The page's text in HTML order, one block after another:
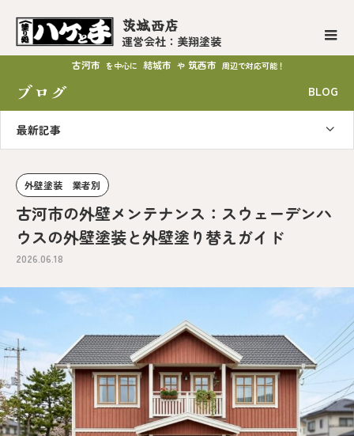
茨城西店
運営会社：美翔塗装
古河市 を中心に 結城市 や 筑西市 周辺で対応可能！
ブログ BLOG
最新記事
外壁塗装 業者別
古河市の外壁メンテナンス：スウェーデンハ
ウスの外壁塗装と外壁塗り替えガイド
2026.06.18